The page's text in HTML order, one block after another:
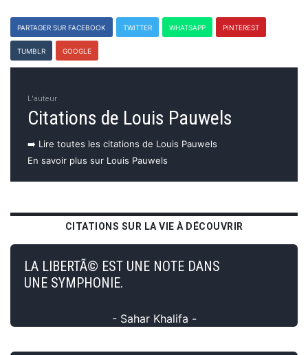
PARTAGER SUR FACEBOOK TWITTER WHATSAPP PINTEREST
TUMBLR GOOGLE
L'auteur
Citations de Louis Pauwels
➡️ Lire toutes les citations de Louis Pauwels
En savoir plus sur Louis Pauwels
CITATIONS SUR LA VIE À DÉCOUVRIR
LA LIBERTÃ© EST UNE NOTE DANS
UNE SYMPHONIE.
- Sahar Khalifa -